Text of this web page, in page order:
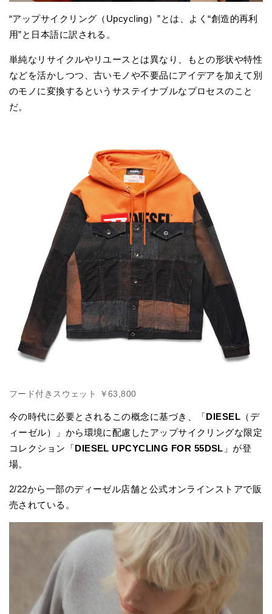
“アップサイクリング（Upcycling）”とは、よく“創造的再利
用”と日本語に訳される。
単純なリサイクルやリユースとは異なり、もとの形状や特性
などを活かしつつ、古いモノや不要品にアイデアを加えて別
のモノに変換するというサステイナブルなプロセスのこと
だ。
フード付きスウェット ￥63,800
今の時代に必要とされるこの概念に基づき、「DIESEL （デ
ィーゼル）」から環境に配慮したアップサイクリングな限定
コレクション「DIESEL UPCYCLING FOR 55DSL 」が登
場。
2/22から一部のディーゼル店舗と公式オンラインストアで販
売されている。